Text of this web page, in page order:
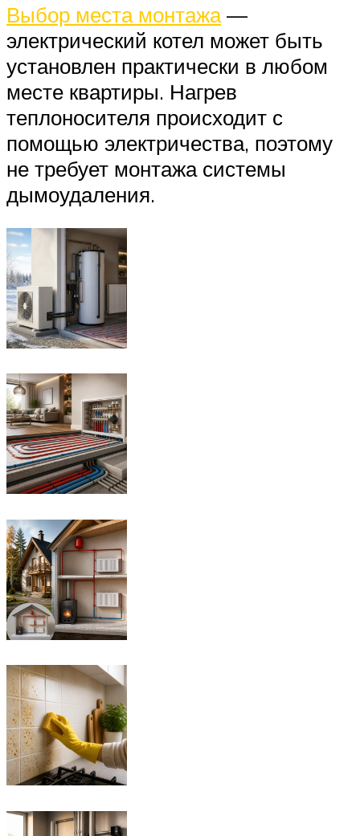
Выбор места монтажа—
электрический котел может быть
установлен практически в любом
месте квартиры. Нагрев
теплоносителя происходит с
помощью электричества, поэтому
не требует монтажа системы
дымоудаления.